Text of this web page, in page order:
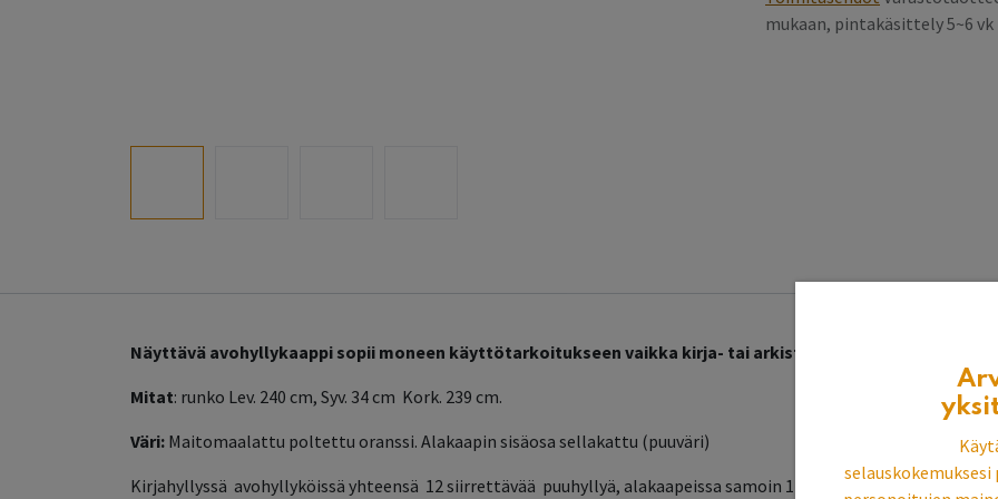
mukaan, pintakäsittely 5~6
Näyttävä avohyllykaappi sopii moneen käyttötarkoitukseen vaikka kirja- tai arkistokaapiksi.
Mitat: runko Lev. 240 cm, Syv. 34 cm Kork. 239 cm.
Väri: Maitomaalattu poltettu oranssi. Alakaapin sisäosa sellakattu (puuväri)
Kirjahyllyssä avohyllyköissä yhteensä 12 siirrettävää puuhyllyä, alakaapeissa samoin 12 kpl sellakattuja